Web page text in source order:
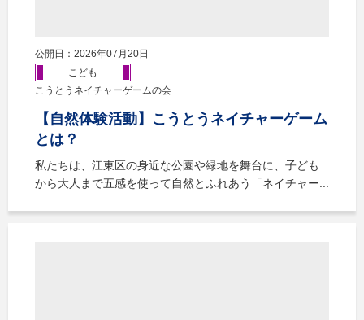
公開日：2026年07月20日
こども
こうとうネイチャーゲームの会
【自然体験活動】こうとうネイチャーゲーム
とは？
私たちは、江東区の身近な公園や緑地を舞台に、子ども
から大人まで五感を使って自然とふれあう「ネイチャー...